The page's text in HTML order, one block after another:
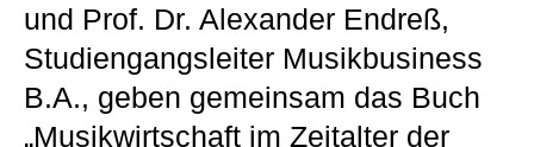
und Prof. Dr. Alexander Endreß,
Studiengangsleiter Musikbusiness
B.A., geben gemeinsam das Buch
„Musikwirtschaft im Zeitalter der